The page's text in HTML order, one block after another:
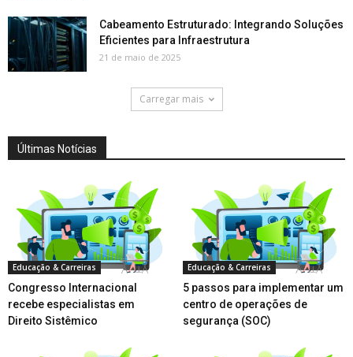
Cabeamento Estruturado: Integrando Soluções
Eficientes para Infraestrutura
21 de maio de 2025
Carregar mais
Últimas Notícias
Educação & Carreiras
Congresso Internacional
recebe especialistas em
Direito Sistêmico
Educação & Carreiras
5 passos para implementar um
centro de operações de
segurança (SOC)